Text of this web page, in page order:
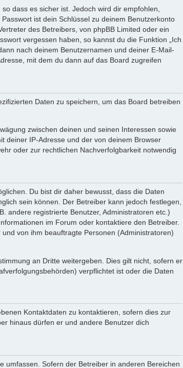
dass es sicher ist. Jedoch wird dir empfohlen,
ist dein Schlüssel zu deinem Benutzerkonto
des Betreibers, von phpBB Limited oder ein
vergessen haben, so kannst du die Funktion „Ich
nach deinem Benutzernamen und deiner E-Mail-
mit dem du dann auf das Board zugreifen
Daten zu speichern, um das Board betreiben
zwischen deinen und seinen Interessen sowie
deiner IP-Adresse und der von deinem Browser
oder zur rechtlichen Nachverfolgbarkeit notwendig
Du bist dir daher bewusst, dass die Daten
sein können. Der Betreiber kann jedoch festlegen,
andere registrierte Benutzer, Administratoren etc.)
im Forum oder kontaktiere den Betreiber.
von ihm beauftragte Personen (Administratoren)
an Dritte weitergeben. Dies gilt nicht, sofern er
verpflichtet ist oder die Daten
Kontaktdaten zu kontaktieren, sofern dies zur
hinaus dürfen er und andere Benutzer dich
umfassen. Sofern der Betreiber in anderen Bereichen